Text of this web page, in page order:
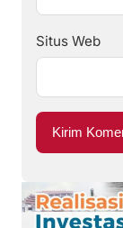
Situs Web